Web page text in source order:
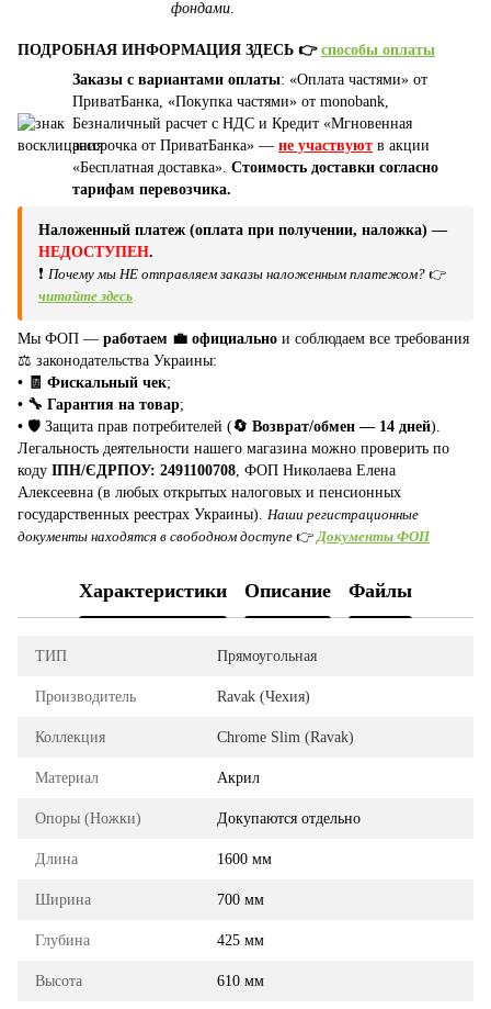
фондами
ПОДРОБНАЯ ИНФОРМАЦИЯ ЗДЕСЬ 👉 способы оплаты
Заказы с вариантами оплаты: «Оплата частями» от
ПриватБанка, «Покупка частями» от monobank,
Безналичный расчет с НДС и Кредит «Мгновенная
рассрочка от ПриватБанка» — не участвуют в акции
«Бесплатная доставка». Стоимость доставки согласно
тарифам перевозчика.
Наложенный платеж (оплата при получении, наложка) —
НЕДОСТУПЕН.
❗ Почему мы НЕ отправляем заказы наложенным платежом? 👉
читайте здесь
Мы ФОП — работаем 💼 официально и соблюдаем все требования
⚖️ законодательства Украины:
• 🧾 Фискальный чек;
• 🔧 Гарантия на товар;
• 🛡️ Защита прав потребителей (🔄 Возврат/обмен — 14 дней).
Легальность деятельности нашего магазина можно проверить по
коду ІПН/ЄДРПОУ: 2491100708 , ФОП Николаева Елена
Алексеевна (в любых открытых налоговых и пенсионных
государственных реестрах Украины). Наши регистрационные
документы находятся в свободном доступе 👉 Документы ФОП
Характеристики Описание Файлы
ТИП Прямоугольная
Производитель Ravak (Чехия)
Коллекция Chrome Slim (Ravak)
Материал Акрил
Опоры (Ножки) Докупаются отдельно
Длина 1600 мм
Ширина 700 мм
Глубина 425 мм
Высота 610 мм